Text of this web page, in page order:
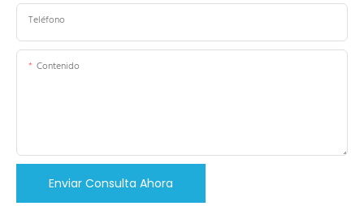
Teléfono
Contenido
Enviar Consulta Ahora